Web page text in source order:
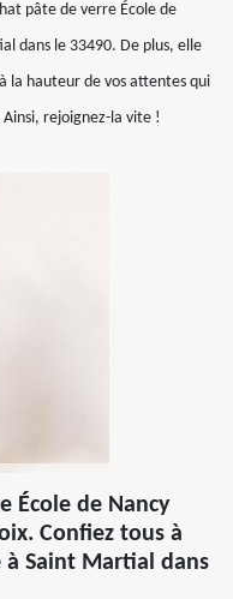
pâte de verre École de
dans le 33490. De plus, elle
la hauteur de vos attentes qui
Ainsi, rejoignez-la vite !
École de Nancy
Confiez tous à
Saint Martial dans